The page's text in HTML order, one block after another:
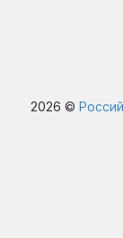
2026 ©